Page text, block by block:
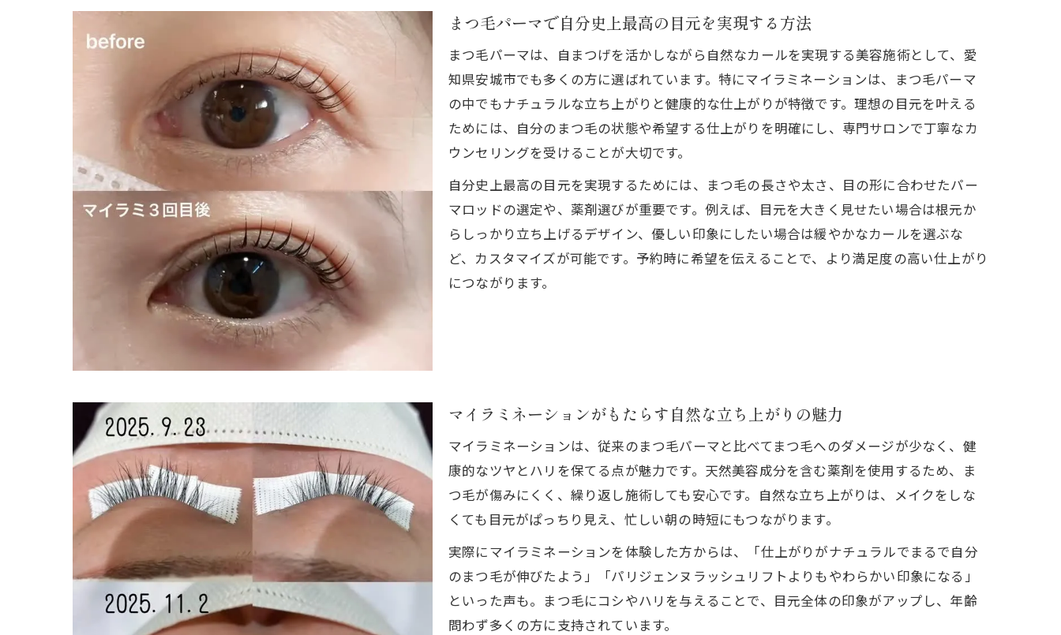
愛知県安城市で信頼できるまつ毛パーマサロンの特徴
まつ毛パーマ施術時の衛生管理と安全対策を徹底解説
美容師免許保持者によるまつ毛パーマ施術の重要性
まつ毛パーマに使われる薬剤の安全性を見極める方法
仕上がり重視派に人気のまつ毛パーマ最新法
まつ毛パーマ最新技術で叶う美しい仕上がりとは
マイラミネーションの独自工程が魅せる仕上がりの違い
仕上がり重視なら押さえたいまつ毛パーマの選び方
自分好みのまつ毛パーマカールを実現するコツ
まつ毛パーマの仕上がりを長く保つための秘訣
まつ毛パーマ後の美しさを長持ちさせる秘訣
まつ毛パーマ後のケアで仕上がりをキープする方法
まつ毛パーマの美しさを長持ちさせる日常習慣とは
まつ毛パーマの持続力を高めるホームケアのコツ
パリジェンヌとの違いを知って自分に最適な施術を
まつ毛パーマとパリジェンヌの仕上がりの違いを解説
パリジェンヌとまつ毛パーマの立ち上がり比較ポイント
自分に合ったまつ毛パーマ選びの基準とは何か
まつ毛パーマとパリジェンヌのメリット・デメリット
まつ毛パーマの特徴とパリジェンヌの違いを徹底分析
まつ毛パーマで注意したい危険なNG行為を徹底解説
まつ毛パーマで自分史上最高の目元を実現する方法
まつ毛パーマは、自まつげを活かしながら自然なカールを実現する美容施術として、愛
知県安城市でも多くの方に選ばれています。特にマイラミネーションは、まつ毛パーマ
の中でもナチュラルな立ち上がりと健康的な仕上がりが特徴です。理想の目元を叶える
ためには、自分のまつ毛の状態や希望する仕上がりを明確にし、専門サロンで丁寧なカ
ウンセリングを受けることが大切です。
自分史上最高の目元を実現するためには、まつ毛の長さや太さ、目の形に合わせたパー
マロッドの選定や、薬剤選びが重要です。例えば、目元を大きく見せたい場合は根元か
らしっかり立ち上げるデザイン、優しい印象にしたい場合は緩やかなカールを選ぶな
ど、カスタマイズが可能です。予約時に希望を伝えることで、より満足度の高い仕上がり
につながります。
マイラミネーションがもたらす自然な立ち上がりの魅力
マイラミネーションは、従来のまつ毛パーマと比べてまつ毛へのダメージが少なく、健
康的なツヤとハリを保てる点が魅力です。天然美容成分を含む薬剤を使用するため、ま
つ毛が傷みにくく、繰り返し施術しても安心です。自然な立ち上がりは、メイクをしな
くても目元がぱっちり見え、忙しい朝の時短にもつながります。
実際にマイラミネーションを体験した方からは、「仕上がりがナチュラルでまるで自分
のまつ毛が伸びたよう」「パリジェンヌラッシュリフトよりもやわらかい印象になる」
といった声も。まつ毛にコシやハリを与えることで、目元全体の印象がアップし、年齢
問わず多くの方に支持されています。